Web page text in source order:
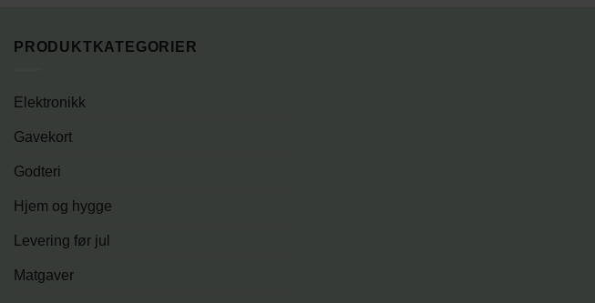
PRODUKTKATEGORIER
Elektronikk
Gavekort
Godteri
Hjem og hygge
Levering før jul
Matgaver